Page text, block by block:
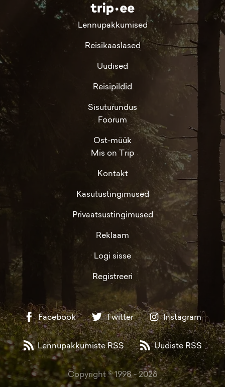
Lennupakkumised
Reisikaaslased
Uudised
Reisipildid
Sisuturundus
Foorum
Ost-müük
Mis on Trip
Kontakt
Kasutustingimused
Privaatsustingimused
Reklaam
Logi sisse
Registreeri
Facebook Twitter Instagram
Lennupakkumiste RSS Uudiste RSS
Copyright © 1998 -2026